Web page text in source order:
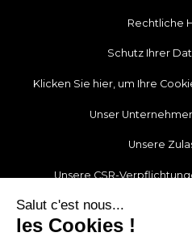
Rechtliche
Schutz Ihrer
Klicken Sie hier, um Ihre
Unser
Unsere
Unsere CSR-